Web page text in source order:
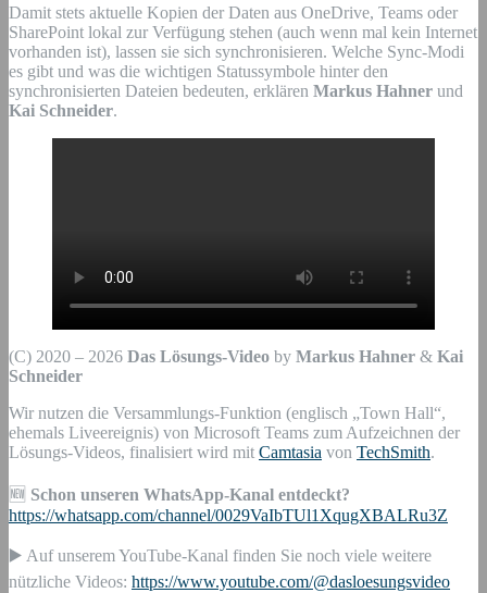
Damit stets aktuelle Kopien der Daten aus OneDrive, Teams oder
SharePoint lokal zur Verfügung stehen (auch wenn mal kein Internet
vorhanden ist), lassen sie sich synchronisieren. Welche Sync-Modi
es gibt und was die wichtigen Statussymbole hinter den
synchronisierten Dateien bedeuten, erklären Markus Hahner und
Kai Schneider.
(C) 2020 – 2026 Das Lösungs-Video by Markus Hahner & Kai
Schneider
Wir nutzen die Versammlungs-Funktion (englisch „Town Hall“,
ehemals Liveereignis) von Microsoft Teams zum Aufzeichnen der
Lösungs-Videos, finalisiert wird mit Camtasia von TechSmith.
🆕 Schon unseren WhatsApp-Kanal entdeckt?
https://whatsapp.com/channel/0029VaIbTUl1XqugXBALRu3Z
▶️ Auf unserem YouTube-Kanal finden Sie noch viele weitere
nützliche Videos: https://www.youtube.com/@dasloesungsvideo